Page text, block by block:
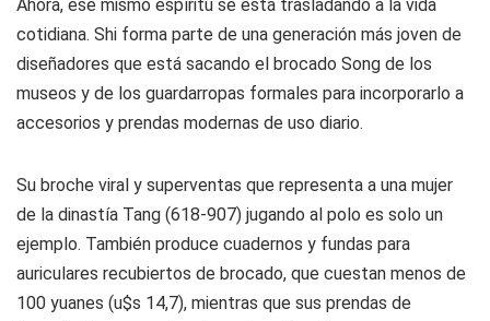
Ahora, ese mismo espíritu se está trasladando a la vida
cotidiana. Shi forma parte de una generación más joven de
diseñadores que está sacando el brocado Song de los
museos y de los guardarropas formales para incorporarlo a
accesorios y prendas modernas de uso diario.
Su broche viral y superventas que representa a una mujer
de la dinastía Tang (618-907) jugando al polo es solo un
ejemplo. También produce cuadernos y fundas para
auriculares recubiertos de brocado, que cuestan menos de
100 yuanes (u$s 14,7), mientras que sus prendas de